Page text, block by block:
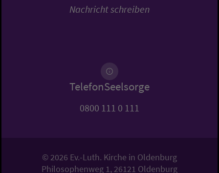
Nachricht schreiben
TelefonSeelsorge
0800 111 0 111
© 2026 Ev.-Luth. Kirche in Oldenburg
Philosophenweg 1, 26121 Oldenburg